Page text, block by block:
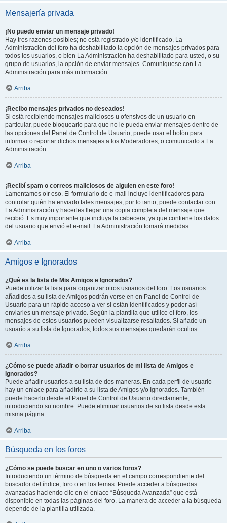
Mensajería privada
¡No puedo enviar un mensaje privado!
Hay tres razones posibles; no está registrado y/o identificado, La
Administración del foro ha deshabilitado la opción de mensajes privados para
todos los usuarios, o bien La Administración ha deshabilitado para usted, o su
grupo de usuarios, la opción de enviar mensajes. Comuníquese con La
Administración para más información.
Arriba
¡Recibo mensajes privados no deseados!
Si está recibiendo mensajes maliciosos u ofensivos de un usuario en
particular, puede bloquearlo para que no le pueda enviar mensajes dentro de
las opciones del Panel de Control de Usuario, puede usar el botón para
informar o reportar dichos mensajes a los Moderadores, o comunicarlo a La
Administración.
Arriba
¡Recibí spam o correos maliciosos de alguien en este foro!
Lamentamos oír eso. El formulario de e-mail incluye identificadores para
controlar quién ha enviado tales mensajes, por lo tanto, puede contactar con
La Administración y hacerles llegar una copia completa del mensaje que
recibió. Es muy importante que incluya la cabecera, ya que contiene los datos
del usuario que envió el e-mail. La Administración tomará medidas.
Arriba
Amigos e Ignorados
¿Qué es la lista de Mis Amigos e Ignorados?
Puede utilizar la lista para organizar otros usuarios del foro. Los usuarios
añadidos a su lista de Amigos podrán verse en en Panel de Control de
Usuario para un rápido acceso a ver si están identificados y poder así
enviarles un mensaje privado. Según la plantilla que utilice el foro, los
mensajes de estos usuarios pueden visualizarse resaltados. Si añade un
usuario a su lista de Ignorados, todos sus mensajes quedarán ocultos.
Arriba
¿Cómo se puede añadir o borrar usuarios de mi lista de Amigos e
Ignorados?
Puede añadir usuarios a su lista de dos maneras. En cada perfil de usuario
hay un enlace para añadirlo a su lista de Amigos y/o Ignorados. También
puede hacerlo desde el Panel de Control de Usuario directamente,
introduciendo su nombre. Puede eliminar usuarios de su lista desde esta
misma página.
Arriba
Búsqueda en los foros
¿Cómo se puede buscar en uno o varios foros?
Introduciendo un término de búsqueda en el campo correspondiente del
buscador del índice, foro o en los temas. Puede acceder a búsquedas
avanzadas haciendo clic en el enlace “Búsqueda Avanzada” que está
disponible en todas las páginas del foro. La manera de acceder a la búsqueda
depende de la plantilla utilizada.